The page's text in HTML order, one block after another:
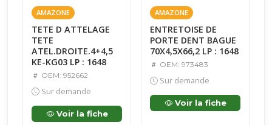
AMAZONE
TETE D ATTELAGE
TETE
ATEL.DROITE.4+4,5
KE-KG03 LP : 1648
OEM: 952662
Sur demande
Voir la fiche
AMAZONE
ENTRETOISE DE
PORTE DENT BAGUE
70X4,5X66,2 LP : 1648
OEM: 973483
Sur demande
Voir la fiche